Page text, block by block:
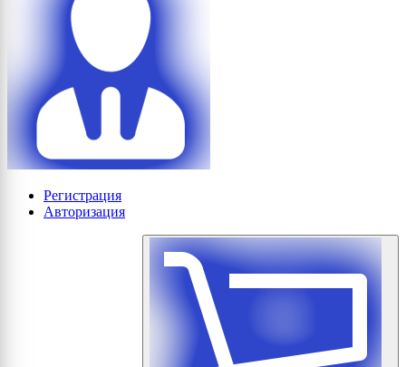
Регистрация
Авторизация